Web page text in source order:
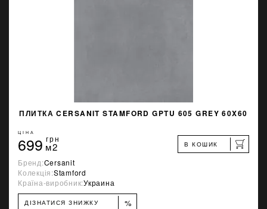
ПЛИТКА CERSANIT STAMFORD GPTU 605 GREY 60X60
ЦІНА
699 грн
м2 В КОШИК
Бренд:Cersanit
Колекція:Stamford
Країна-виробник:Украина
ДІЗНАТИСЯ ЗНИЖКУ %